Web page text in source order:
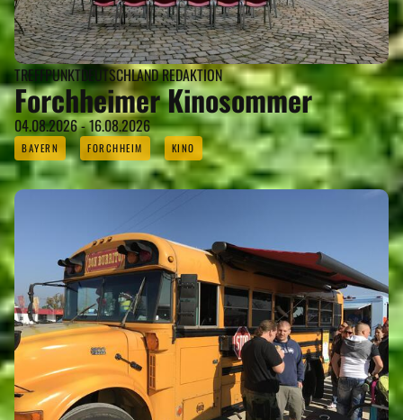
TREFFPUNKTDEUTSCHLAND REDAKTION
Forchheimer Kinosommer
04.08.2026 - 16.08.2026
BAYERN FORCHHEIM KINO